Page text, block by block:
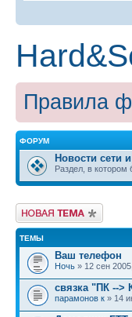
Правила
ФОРУМ
Новости сети
Раздел, в котором
Новая тема
ТЕМЫ
Ваш телефон
Ночь » 12 сен
связка "ПК -->
парамонов к » 14